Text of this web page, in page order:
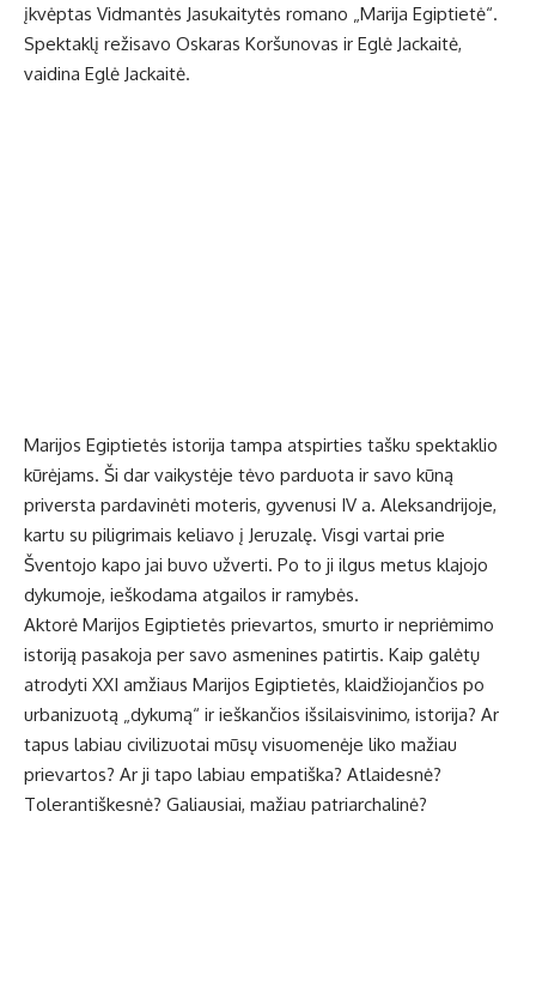
įkvėptas Vidmantės Jasukaitytės romano „Marija Egiptietė“.
Spektaklį režisavo Oskaras Koršunovas ir Eglė Jackaitė,
vaidina Eglė Jackaitė.
Marijos Egiptietės istorija tampa atspirties tašku spektaklio
kūrėjams. Ši dar vaikystėje tėvo parduota ir savo kūną
priversta pardavinėti moteris, gyvenusi IV a. Aleksandrijoje,
kartu su piligrimais keliavo į Jeruzalę. Visgi vartai prie
Šventojo kapo jai buvo užverti. Po to ji ilgus metus klajojo
dykumoje, ieškodama atgailos ir ramybės.
Aktorė Marijos Egiptietės prievartos, smurto ir nepriėmimo
istoriją pasakoja per savo asmenines patirtis. Kaip galėtų
atrodyti XXI amžiaus Marijos Egiptietės, klaidžiojančios po
urbanizuotą „dykumą“ ir ieškančios išsilaisvinimo, istorija? Ar
tapus labiau civilizuotai mūsų visuomenėje liko mažiau
prievartos? Ar ji tapo labiau empatiška? Atlaidesnė?
Tolerantiškesnė? Galiausiai, mažiau patriarchalinė?